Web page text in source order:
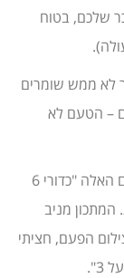
שלכם, בטוח
לא ממש שומרים
– הטעם לא
אצל ערן ורונית במשפחה נוהגים לקרוא לכדורים האלה "כדורי 6
כל המידות הן של 6 כפות. המתכון מניב
הפעם, חציתי